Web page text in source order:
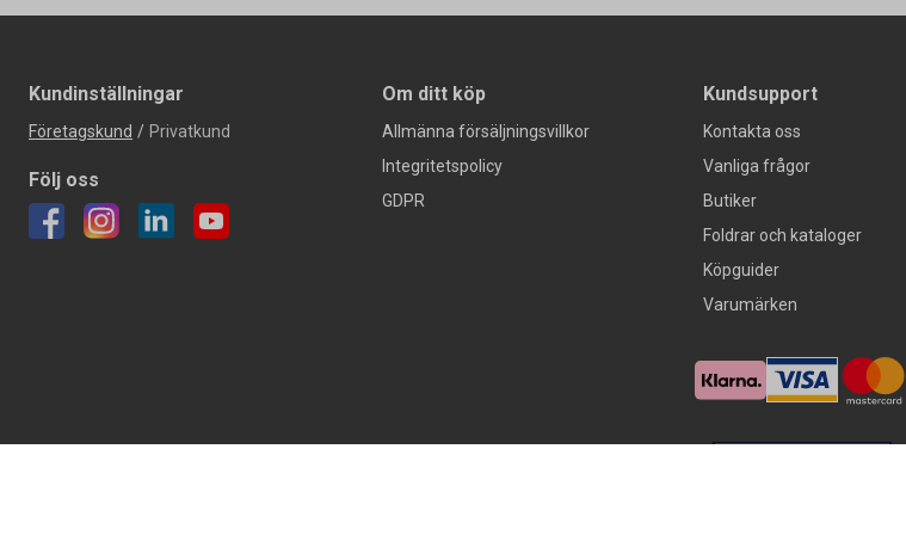
Kundinställningar
Företagskund / Privatkund
Följ oss
Om ditt köp
Allmänna försäljningsvillkor
Integritetspolicy
GDPR
Kundsupport
Kontakta oss
Vanliga frågor
Butiker
Foldrar och kataloger
Köpguider
Varumärken